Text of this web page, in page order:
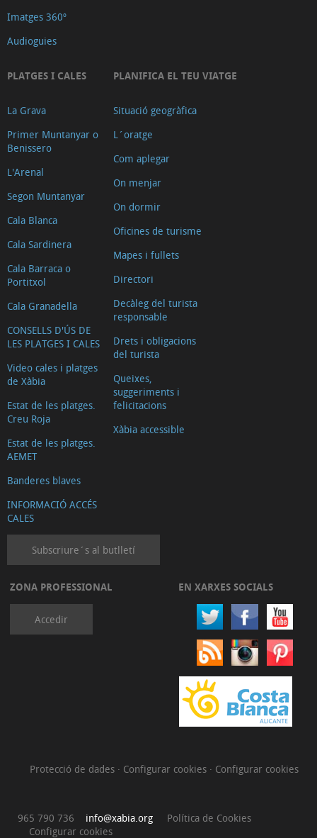
Imatges 360º
Audioguies
PLATGES I CALES
La Grava
Primer Muntanyar o
Benissero
L'Arenal
Segon Muntanyar
Cala Blanca
Cala Sardinera
Cala Barraca o
Portitxol
Cala Granadella
CONSELLS D'ÚS DE
LES PLATGES I CALES
Video cales i platges
de Xàbia
Estat de les platges.
Creu Roja
Estat de les platges.
AEMET
Banderes blaves
INFORMACIÓ ACCÉS
CALES
PLANIFICA EL TEU VIATGE
Situació geogràfica
L´oratge
Com aplegar
On menjar
On dormir
Oficines de turisme
Mapes i fullets
Directori
Decàleg del turista
responsable
Drets i obligacions
del turista
Queixes,
suggeriments i
felicitacions
Xàbia accessible
Subscriure´s al butlletí
ZONA PROFESSIONAL
Accedir
EN XARXES SOCIALS
Protecció de dades · Configurar cookies · Configurar cookies
965 790 736 info@xabia.org
Política de Cookies
Configurar cookies